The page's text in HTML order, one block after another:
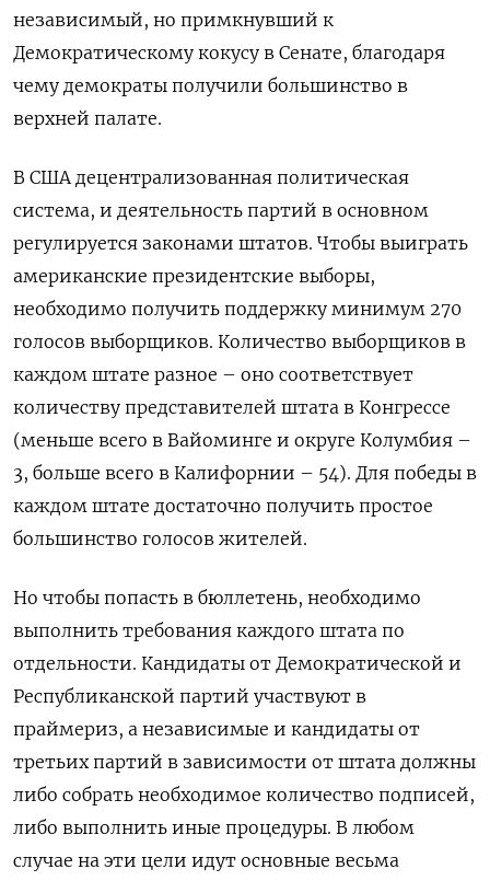
независимый, но примкнувший к
Демократическому кокусу в Сенате, благодаря
чему демократы получили большинство в
верхней палате.
В США децентрализованная политическая
система, и деятельность партий в основном
регулируется законами штатов. Чтобы выиграть
американские президентские выборы,
необходимо получить поддержку минимум 270
голосов выборщиков. Количество выборщиков в
каждом штате разное – оно соответствует
количеству представителей штата в Конгрессе
(меньше всего в Вайоминге и округе Колумбия –
3, больше всего в Калифорнии – 54). Для победы в
каждом штате достаточно получить простое
большинство голосов жителей.
Но чтобы попасть в бюллетень, необходимо
выполнить требования каждого штата по
отдельности. Кандидаты от Демократической и
Республиканской партий участвуют в
праймериз, а независимые и кандидаты от
третьих партий в зависимости от штата должны
либо собрать необходимое количество подписей,
либо выполнить иные процедуры. В любом
случае на эти цели идут основные весьма